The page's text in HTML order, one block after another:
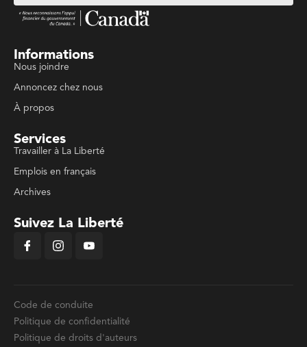
Informations
Nous joindre
Annoncez chez nous
À propos
Services
Travailler à La Liberté
Emplois en français
Archives
Suivez La Liberté
Code de conduite
Politique de confidentialité
Politique de droits d'auteurs